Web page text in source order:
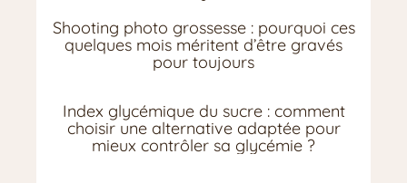
Shooting photo grossesse : pourquoi ces
quelques mois méritent d’être gravés
pour toujours
Index glycémique du sucre : comment
choisir une alternative adaptée pour
mieux contrôler sa glycémie ?